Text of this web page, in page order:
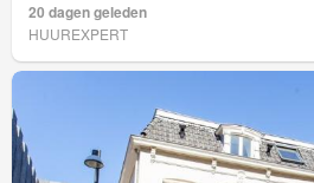
20 dagen geleden
HUUREXPERT